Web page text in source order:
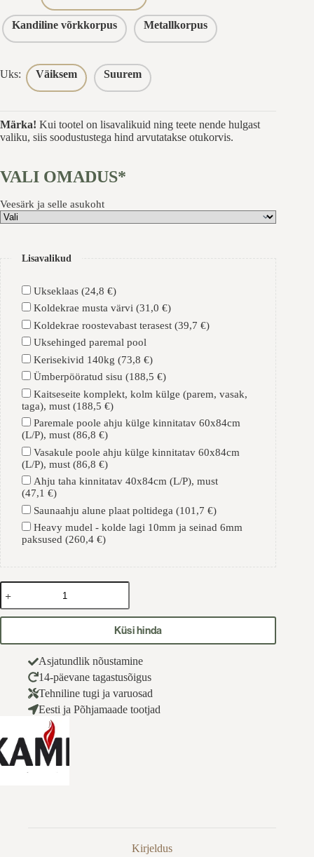
Kandiline võrkkorpus Metallkorpus
Uks: Väiksem Suurem
Märka! Kui tootel on lisavalikuid ning teete nende hulgast
valiku, siis soodustustega hind arvutatakse otukorvis.
VALI OMADUS*
Veesärk ja selle asukoht
Lisavalikud
Ukseklaas (24,8 €)
Koldekrae musta värvi (31,0 €)
Koldekrae roostevabast terasest (39,7 €)
Uksehinged paremal pool
Kerisekivid 140kg (73,8 €)
Ümberpööratud sisu (188,5 €)
taga), must (188,5 €)
(L/P), must (86,8 €)
(L/P), must (86,8 €)
Ahju taha kinnitatav 40x84cm (L/P), must
(47,1 €)
Saunaahju alune plaat poltidega (101,7 €)
paksused (260,4 €)
Puuküttega
keris
SKAMET
SY-
kogus
Küsi hinda
Asjatundlik nõustamine
14-päevane tagastusõigus
Tehniline tugi ja varuosad
Eesti ja Põhjamaade tootjad
Kirjeldus